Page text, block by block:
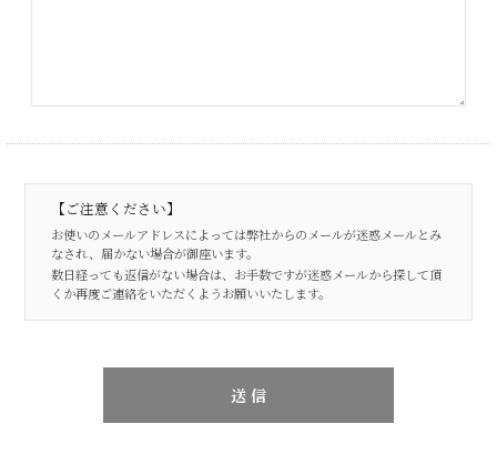
【ご注意ください】
お使いのメールアドレスによっては弊社からのメールが迷惑メールとみ
なされ、届かない場合が御座います。
数日経っても返信がない場合は、お手数ですが迷惑メールから探して頂
くか再度ご連絡をいただくようお願いいたします。